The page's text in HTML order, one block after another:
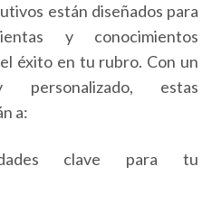
están diseñados para
y conocimientos
éxito en tu rubro. Con un
estas
a:
clave para tu